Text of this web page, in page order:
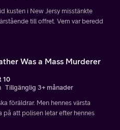
kusten i New Jersy misstänkte
till offret. Vem var beredd
Was a Mass Murderer
10
Tillgänglig 3+ månader
föräldrar. Men hennes värsta
på att polisen letar efter hennes